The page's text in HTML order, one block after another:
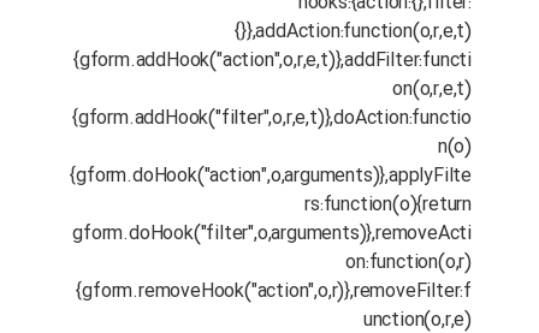
{}},addAction:function(o,r,e,t)
{gform.addHook("action",o,r,e,t)},addFilter:functi
on(o,r,e,t)
{gform.addHook("filter",o,r,e,t)},doAction:functio
n(o)
{gform.doHook("action",o,arguments)},applyFilte
rs:function(o){return
gform.doHook("filter",o,arguments)},removeActi
on:function(o,r)
{gform.removeHook("action",o,r)},removeFilter:f
unction(o,r,e)